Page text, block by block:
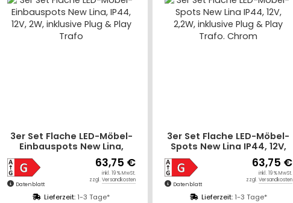
3er Set Flache LED-Möbel-
Einbauspots New Lina,
IP44, 12V, 2W, inklusive
Plug & Play Trafo
Lieferzeit:1-3 Tage*
Datenblatt
63,75 €
inkl. 19 % MwSt.
zzgl. Versandkosten
3er Set Flache LED-Möbel-
Spots New Lina IP44, 12V,
2,2W, inklusive Plug & Play
Trafo. Chrom
Lieferzeit:1-3 Tage*
Datenblatt
63,75 €
inkl. 19 % MwSt.
zzgl.Versandkosten